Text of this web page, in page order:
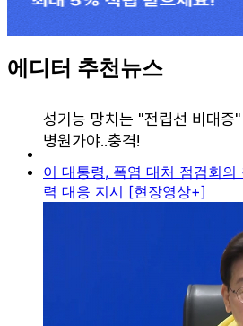
에디터 추천뉴스
이 대통령, 폭염 대처 점검회
력 대응 지시 [현장영상+]